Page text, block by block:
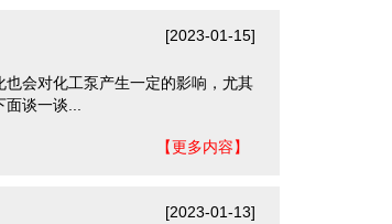
[2023-01-15]
会对化工泵产生一定的影响，尤其
谈一谈...
【更多内容】
[2023-01-13]